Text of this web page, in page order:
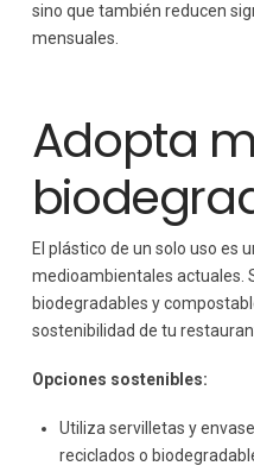
sino que también reducen
mensuales.
Adopta
El plástico de un solo uso es
medioambientales actuales.
biodegradables y
sostenibilidad de tu
Opciones sostenibles:
Utiliza servilletas y
reciclados o